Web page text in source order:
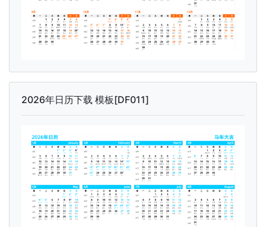
2026年日历下载 模板[DF011]